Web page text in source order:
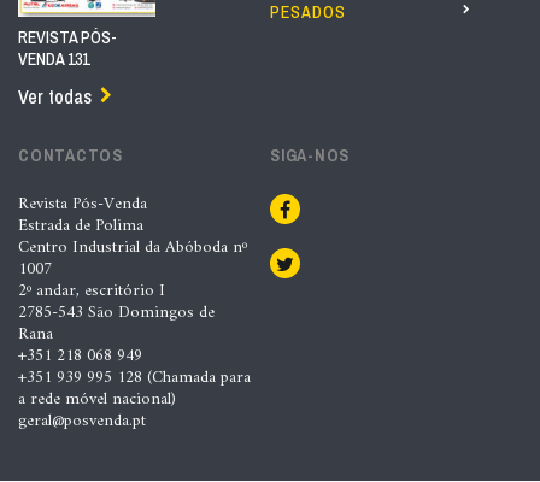
REVISTA PÓS-
VENDA 131
Ver todas
PESADOS
CONTACTOS
Revista Pós-Venda
Estrada de Polima
Centro Industrial da Abóboda nº
1007
2º andar, escritório I
2785-543 São Domingos de
Rana
+351 218 068 949
+351 939 995 128 (Chamada para
a rede móvel nacional)
geral@posvenda.pt
SIGA-NOS